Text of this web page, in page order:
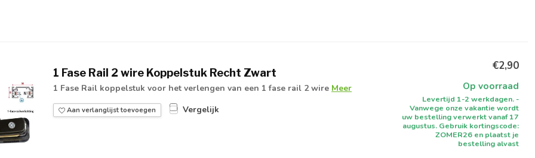
1 Fase Rail 2 wire Koppelstuk Recht Zwart
1 Fase Rail koppelstuk voor het verlengen van een 1 fase rail 2 wire Meer
Aan verlanglijst toevoegen Vergelijk
€2,90
Op voorraad
Levertijd 1-2 werkdagen. -
Vanwege onze vakantie wordt
uw bestelling verwerkt vanaf 17
augustus. Gebruik kortingscode:
ZOMER26 en plaatst je
bestelling alvast